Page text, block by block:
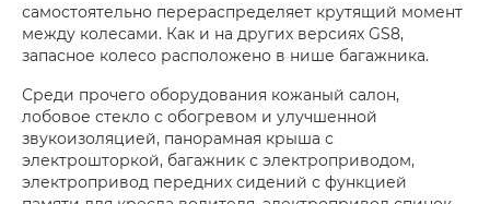
самостоятельно перераспределяет крутящий момент
между колесами. Как и на других версиях GS8,
запасное колесо расположено в нише багажника.
Среди прочего оборудования кожаный салон,
лобовое стекло с обогревом и улучшенной
звукоизоляцией, панорамная крыша с
электрошторкой, багажник с электроприводом,
электропривод передних сидений с функцией